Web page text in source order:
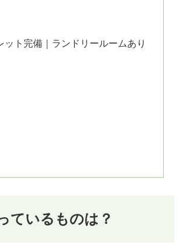
ト完備｜ランドリールームあり
ているものは？